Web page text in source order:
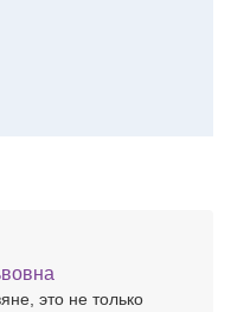
это не только